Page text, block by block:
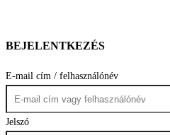
BEJELENTKEZÉS
E-mail cím / felhasználónév
Jelszó